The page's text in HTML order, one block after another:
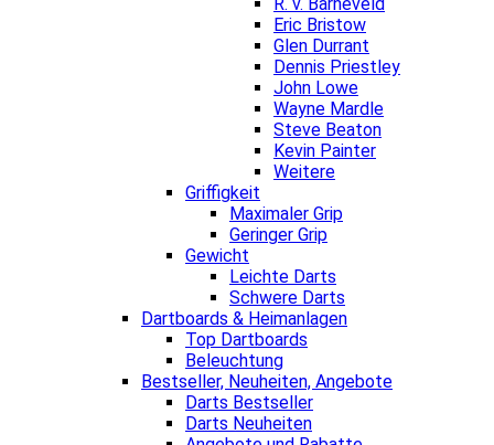
Eric Bristow
Glen Durrant
Dennis Priestley
John Lowe
Wayne Mardle
Steve Beaton
Kevin Painter
Weitere
Griffigkeit
Maximaler Grip
Geringer Grip
Gewicht
Leichte Darts
Schwere Darts
Dartboards & Heimanlagen
Top Dartboards
Beleuchtung
Bestseller, Neuheiten, Angebote
Darts Bestseller
Darts Neuheiten